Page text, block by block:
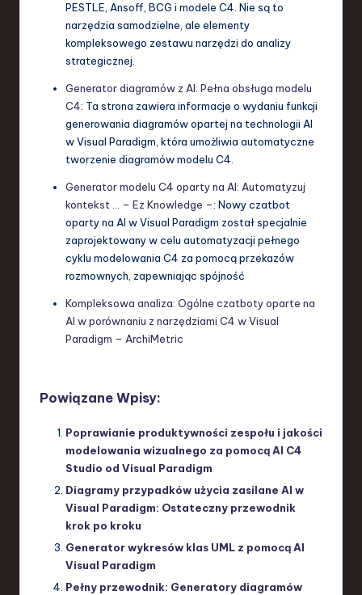
PESTLE, Ansoff, BCG i modele C4. Nie są to
narzędzia samodzielne, ale elementy
kompleksowego zestawu narzędzi do analizy
strategicznej.
Generator diagramów z AI: Pełna obsługa modelu
C4: Ta strona zawiera informacje o wydaniu funkcji
generowania diagramów opartej na technologii AI
w Visual Paradigm, która umożliwia automatyczne
tworzenie diagramów modelu C4.
Generator modelu C4 oparty na AI: Automatyzuj
kontekst … – Ez Knowledge –: Nowy czatbot
oparty na AI w Visual Paradigm został specjalnie
zaprojektowany w celu automatyzacji pełnego
cyklu modelowania C4 za pomocą przekazów
rozmownych, zapewniając spójność
Kompleksowa analiza: Ogólne czatboty oparte na
AI w porównaniu z narzędziami C4 w Visual
Paradigm – ArchiMetric
Powiązane Wpisy:
Poprawianie produktywności zespołu i jakości
modelowania wizualnego za pomocą AI C4
Studio od Visual Paradigm
Diagramy przypadków użycia zasilane AI w
Visual Paradigm: Ostateczny przewodnik
krok po kroku
Generator wykresów klas UML z pomocą AI
Visual Paradigm
Pełny przewodnik: Generatory diagramów